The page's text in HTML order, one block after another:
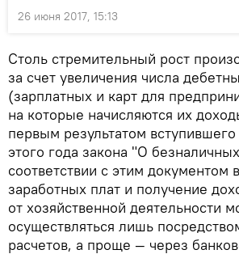
26 июня 2017, 15:13
Столь стремительный рост
за счет увеличения числа
(зарплатных и карт для
на которые начисляются их
первым результатом вступившего
этого года закона "О
соответствии с этим документом
заработных плат и получение
от хозяйственной деятельности
осуществляться лишь
расчетов, а проще — через